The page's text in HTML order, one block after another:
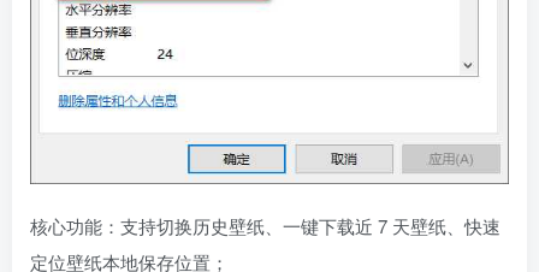
核心功能：支持切换历史壁纸、一键下载近 7 天壁纸、快速
定位壁纸本地保存位置；